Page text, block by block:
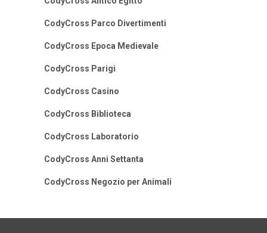
CodyCross Parco Divertimenti
CodyCross Epoca Medievale
CodyCross Parigi
CodyCross Casino
CodyCross Biblioteca
CodyCross Laboratorio
CodyCross Anni Settanta
CodyCross Negozio per Animali